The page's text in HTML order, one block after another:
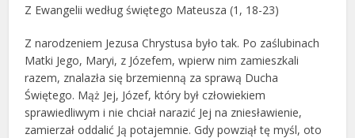
Z Ewangelii według świętego Mateusza (1, 18-23)
Z narodzeniem Jezusa Chrystusa było tak. Po zaślubinach
Matki Jego, Maryi, z Józefem, wpierw nim zamieszkali
razem, znalazła się brzemienną za sprawą Ducha
Świętego. Mąż Jej, Józef, który był człowiekiem
sprawiedliwym i nie chciał narazić Jej na zniesławienie,
zamierzał oddalić Ją potajemnie. Gdy powziął tę myśl, oto